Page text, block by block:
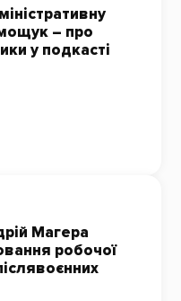
– про
у подкасті
Магера
робочої